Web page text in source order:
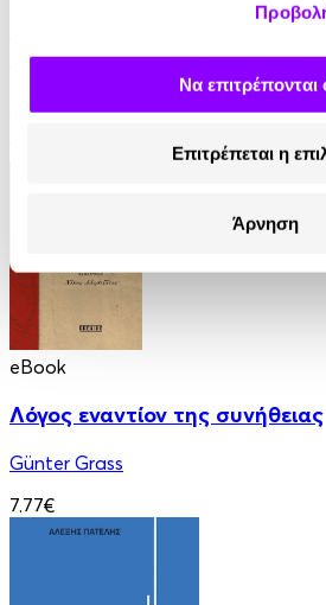
Να επιτρέπονται
Επιτρέπεται η
Άρνηση
Μυστικά Επιτυχίας για
Επιχειρήσεις στη Νέα Εποχή
Μαρίκα Λάμπρου
eBook
Λόγος εναντίον της συνήθειας
Günter Grass
7.77€